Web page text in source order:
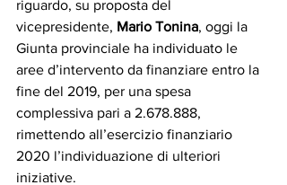
riguardo, su proposta del
vicepresidente, Mario Tonina, oggi la
Giunta provinciale ha individuato le
aree d’intervento da finanziare entro la
fine del 2019, per una spesa
complessiva pari a 2.678.888,
rimettendo all’esercizio finanziario
2020 l’individuazione di ulteriori
iniziative.